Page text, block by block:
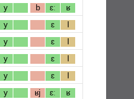
y b ɛː ʁ
y ɛ l
y ɛ l
y ɛ l
y ɛ l
y ʁj ɛː ʁ